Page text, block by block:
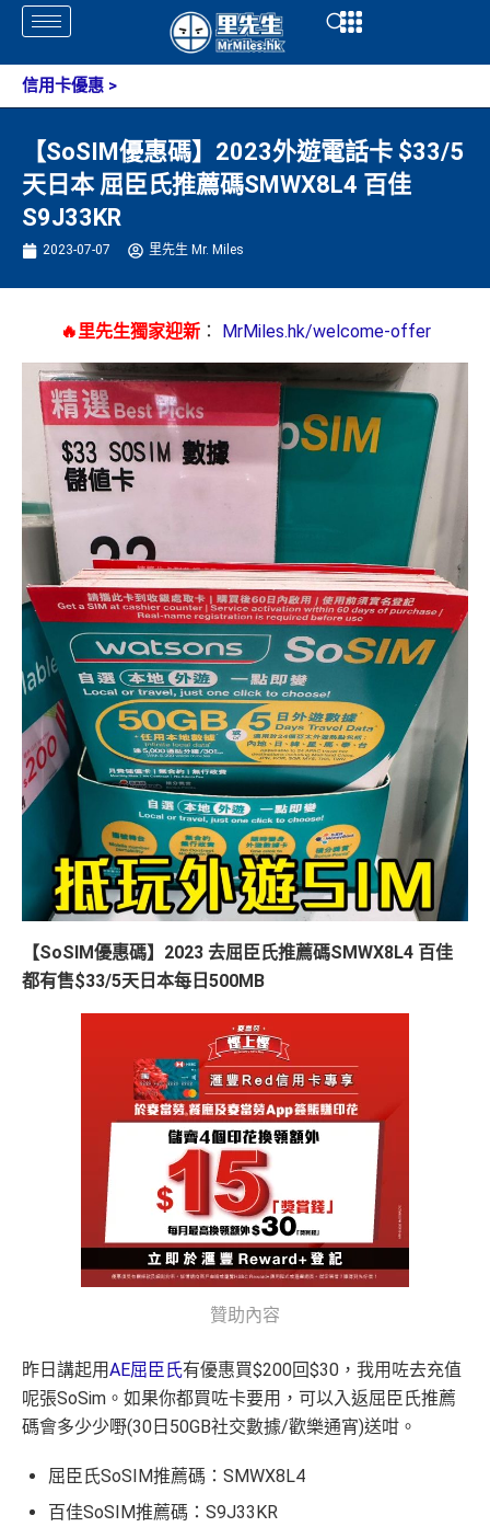
Skip
content
Open
信用卡優惠 >
【SoSIM優惠碼】2023外遊電話卡 $33/5
天日本 屈臣氏推薦碼SMWX8L4 百佳
S9J33KR
2023-07-07 里先生 Mr. Miles
🔥里先生獨家迎新： MrMiles.hk/welcome-offer
【SoSIM優惠碼】2023 去屈臣氏推薦碼SMWX8L4 百佳
都有售$33/5天日本每日500MB
贊助內容
昨日講起用AE屈臣氏有優惠買$200回$30，我用咗去充值
呢張SoSim。如果你都買咗卡要用，可以入返屈臣氏推薦
碼會多少少嘢(30日50GB社交數據/歡樂通宵)送咁。
屈臣氏SoSIM推薦碼：SMWX8L4
百佳SoSIM推薦碼：S9J33KR